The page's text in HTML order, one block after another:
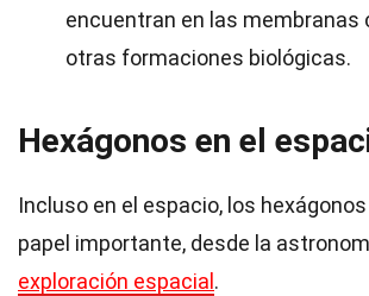
encuentran en las membranas
otras formaciones biológicas.
Hexágonos en el
Incluso en el espacio, los
papel importante, desde la
exploración espacial .